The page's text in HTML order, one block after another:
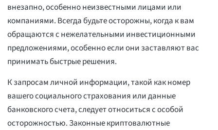
внезапно, особенно неизвестными лицами или
компаниями. Всегда будьте осторожны, когда к вам
обращаются с нежелательными инвестиционными
предложениями, особенно если они заставляют вас
принимать быстрые решения.
К запросам личной информации, такой как номер
вашего социального страхования или данные
банковского счета, следует относиться с особой
осторожностью. Законные криптовалютные